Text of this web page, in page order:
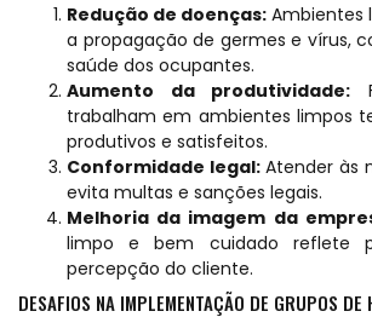
Redução de doenças: Ambientes
a propagação de germes e vírus,
saúde dos ocupantes.
Aumento da produtividade:
trabalham em ambientes limpos
produtivos e satisfeitos.
Conformidade legal:Atender às
evita multas e sanções legais.
Melhoria da imagem da
limpo e bem cuidado reflete
percepção do cliente.
DESAFIOS NA IMPLEMENTAÇÃO DE GRUPOS DE